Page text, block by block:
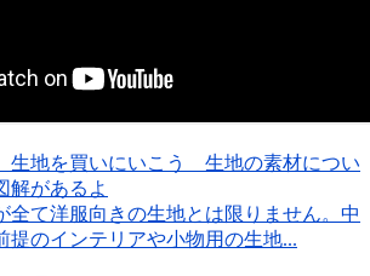
生地を買いにいこう 生地の素材につい
があるよ
全て洋服向きの生地とは限りません。中
提のインテリアや小物用の生地...